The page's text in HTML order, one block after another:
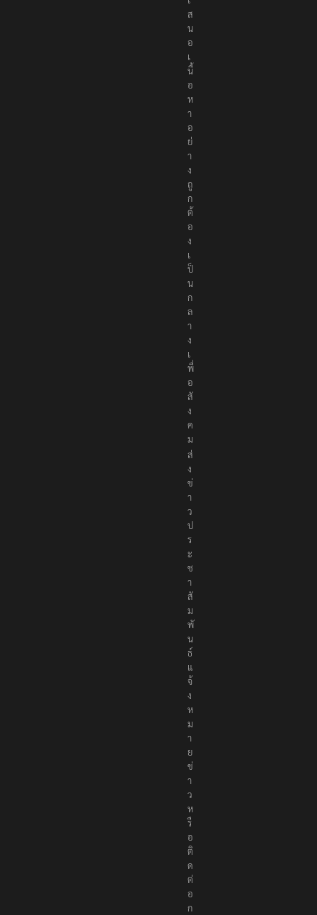
ส
น
อ
เ
นื้
อ
ห
า
อ
ย่
า
ง
ถู
ก
ต้
อ
ง
เ
ป็
น
ก
ล
า
ง
เ
พื่
อ
สั
ง
ค
ม
ส่
ง
ข่
า
ว
ป
ร
ะ
ช
า
สั
ม
พั
น
ธ์
แ
จ้
ง
ห
ม
า
ย
ข่
า
ว
ห
รื
อ
ติ
ด
ต่
อ
ก